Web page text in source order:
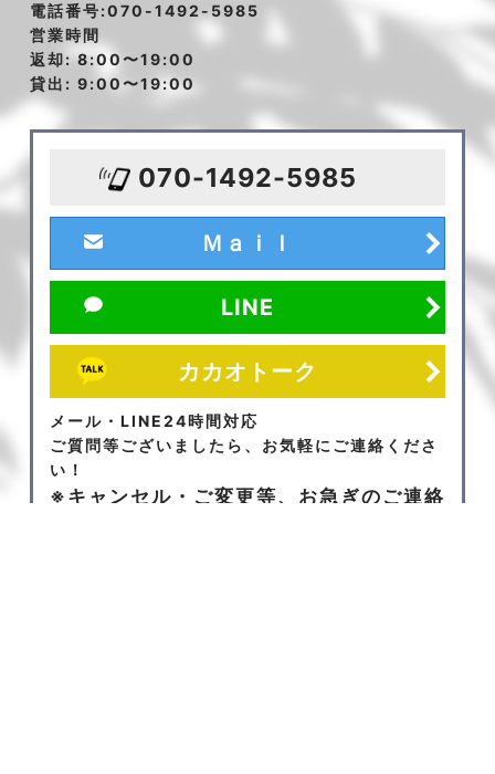
電話番号:070-1492-5985
営業時間
返却: 8:00〜19:00
貸出: 9:00〜19:00
070-1492-5985
Ｍａｉｌ
LINE
カカオトーク
メール・LINE24時間対応
ご質問等ございましたら、お気軽にご連絡くださ
い！
※キャンセル・ご変更等、お急ぎのご連絡